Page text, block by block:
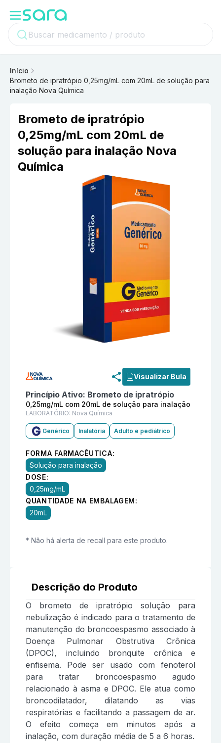
Início
Brometo de ipratrópio 0,25mg/mL com 20mL de solução para
inalação Nova Química
Brometo de ipratrópio
0,25mg/mL com 20mL de
solução para inalação Nova
Química
Visualizar Bula
Princípio Ativo: Brometo de ipratrópio
0,25mg/mL com 20mL de solução para inalação
LABORATÓRIO: Nova Química
Genérico Inalatória Adulto e pediátrico
FORMA FARMACÊUTICA:
Solução para inalação
DOSE:
0,25mg/mL
QUANTIDADE NA EMBALAGEM:
20mL
* Não há alerta de recall para este produto.
Descrição do Produto
O brometo de ipratrópio solução para
nebulização é indicado para o tratamento de
manutenção do broncoespasmo associado à
Doença Pulmonar Obstrutiva Crônica
(DPOC), incluindo bronquite crônica e
enfisema. Pode ser usado com fenoterol
para tratar broncoespasmo agudo
relacionado à asma e DPOC. Ele atua como
broncodilatador, dilatando as vias
respiratórias e facilitando a passagem de ar.
O efeito começa em minutos após a
inalação, com duração média de 5 a 6 horas.